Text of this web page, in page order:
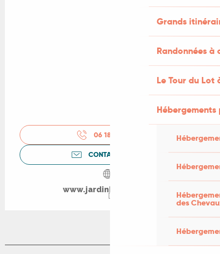
Grands
Randonnées
Le Tour du Lot
des
06 18 34 96
CONTACTEZ-NOUS
www.jardinbourian.org